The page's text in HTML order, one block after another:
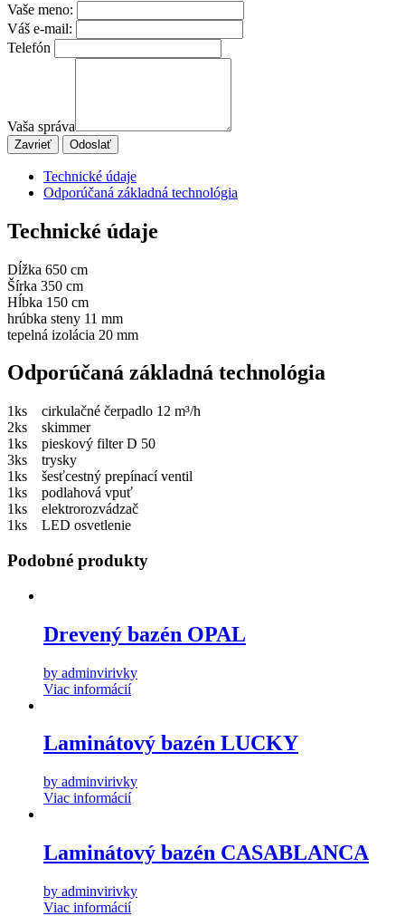
Vaše meno:
Váš e-mail:
Telefón
Vaša správa
Zavrieť Odoslať
Technické údaje
Odporúčaná základná technológia
Technické údaje
Dĺžka 650 cm
Šírka 350 cm
Hĺbka 150 cm
hrúbka steny 11 mm
tepelná izolácia 20 mm
Odporúčaná základná technológia
1ks cirkulačné čerpadlo 12 m³/h
2ks skimmer
1ks pieskový filter D 50
3ks trysky
1ks šesťcestný prepínací ventil
1ks podlahová vpuť
1ks elektrorozvádzač
1ks LED osvetlenie
Podobné produkty
Drevený bazén OPAL
by adminvirivky
Viac informácií
Laminátový bazén LUCKY
by adminvirivky
Viac informácií
Laminátový bazén CASABLANCA
by adminvirivky
Viac informácií